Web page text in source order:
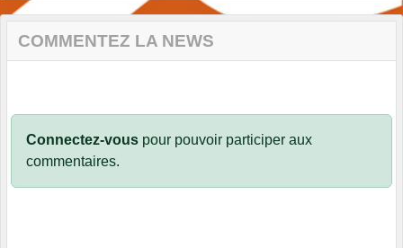
COMMENTEZ LA NEWS
Connectez-vous pour pouvoir participer aux
commentaires.